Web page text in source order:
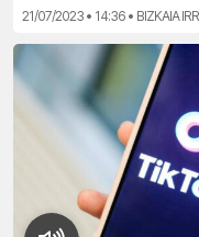
21/07/2023 • 14:36 • BIZKAIA